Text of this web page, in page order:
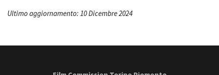
Ultimo aggiornamento: 10 Dicembre 2024